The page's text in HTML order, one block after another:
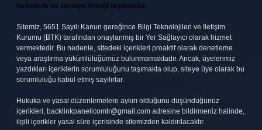
halindedir ve tavsiye niteliği taşımazlar.
Sitemiz, 5651 Sayılı Kanun gereğince Bilgi Teknolojileri ve İletişim
Kurumu (BTK) tarafından onaylanmış bir Yer Sağlayıcı olarak hizmet
vermektedir. Bu nedenle, sitedeki içerikleri proaktif olarak denetleme
veya araştırma yükümlülüğümüz bulunmamaktadır. Ancak, üyelerimiz
yazdıkları içeriklerin sorumluluğunu taşımakta olup, siteye üye olarak bu
sorumluluğu kabul etmiş sayılırlar.
Hukuka ve yasal düzenlemelere aykırı olduğunu düşündüğünüz
içerikleri, backlinkpanelicomtr@gmail.com adresine bildirmeniz halinde,
ilgili içerikler yasal süre içerisinde sitemizden kaldırılacaktır.